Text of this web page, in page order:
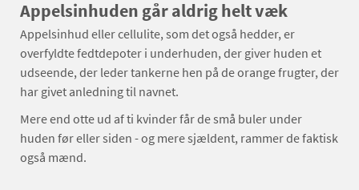
Appelsinhuden går aldrig helt væk
Appelsinhud eller cellulite, som det også hedder, er
overfyldte fedtdepoter i underhuden, der giver huden et
udseende, der leder tankerne hen på de orange frugter, der
har givet anledning til navnet.
Mere end otte ud af ti kvinder får de små buler under
huden før eller siden - og mere sjældent, rammer de faktisk
også mænd.